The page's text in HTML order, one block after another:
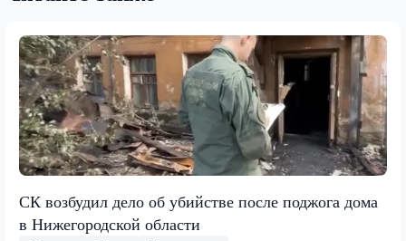
СК возбудил дело об убийстве после поджога дома
в Нижегородской области